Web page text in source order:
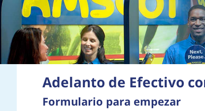
Adelanto de Efectivo
Formulario para empezar